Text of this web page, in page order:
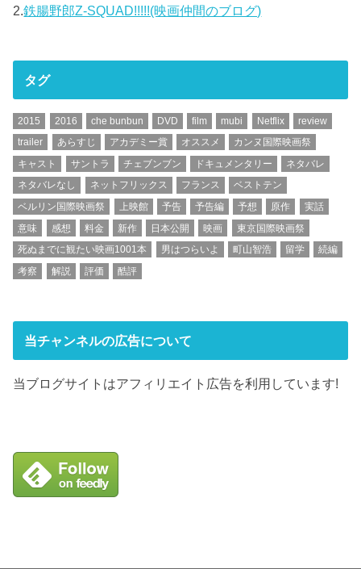
2.鉄腸野郎Z-SQUAD!!!!!(映画仲間のブログ)
タグ
2015 2016 che bunbun DVD film mubi Netflix
review
trailer
あらすじ アカデミー賞 オススメ
カンヌ国際映画祭
キャスト
サントラ チェブンブン ドキュメンタリー
ネタバレ
ネタバレなし
ネットフリックス フランス
ベストテン
ベルリン国際映画祭
上映館 予告 予告編 予想 原作
実話
意味
感想 料金 新作 日本公開 映画
東京国際映画祭
死ぬまでに観たい映画1001本
男はつらいよ 町山智浩 留学
続編
考察
解説 評価 酷評
当チャンネルの広告について
当ブログサイトはアフィリエイト広告を利用しています!